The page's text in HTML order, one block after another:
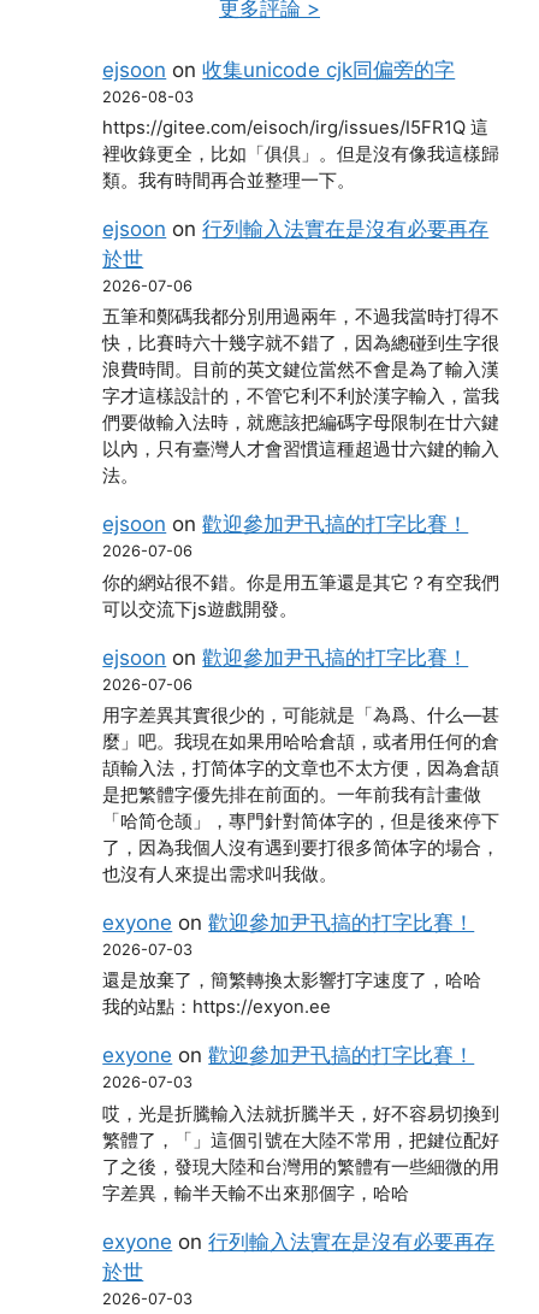
更多評論 >
ejsoon on收集unicode cjk同偏旁的字
2026-08-03
https://gitee.com/eisoch/irg/issues/I5FR1Q 這
裡收錄更全，比如「俱倶」。但是沒有像我這樣歸
類。我有時間再合並整理一下。
ejsoon on行列輸入法實在是沒有必要再存
於世
2026-07-06
五筆和鄭碼我都分別用過兩年，不過我當時打得不
快，比賽時六十幾字就不錯了，因為總碰到生字很
浪費時間。目前的英文鍵位當然不會是為了輸入漢
字才這樣設計的，不管它利不利於漢字輸入，當我
們要做輸入法時，就應該把編碼字母限制在廿六鍵
以內，只有臺灣人才會習慣這種超過廿六鍵的輸入
法。
ejsoon on歡迎參加尹卂搞的打字比賽！
2026-07-06
你的網站很不錯。你是用五筆還是其它？有空我們
可以交流下js遊戲開發。
ejsoon on歡迎參加尹卂搞的打字比賽！
2026-07-06
用字差異其實很少的，可能就是「為爲、什么―甚
麼」吧。我現在如果用哈哈倉頡，或者用任何的倉
頡輸入法，打简体字的文章也不太方便，因為倉頡
是把繁體字優先排在前面的。一年前我有計畫做
「哈简仓颉」，專門針對简体字的，但是後來停下
了，因為我個人沒有遇到要打很多简体字的場合，
也沒有人來提出需求叫我做。
exyone on歡迎參加尹卂搞的打字比賽！
2026-07-03
還是放棄了，簡繁轉換太影響打字速度了，哈哈
我的站點：https://exyon.ee
exyone on歡迎參加尹卂搞的打字比賽！
2026-07-03
哎，光是折騰輸入法就折騰半天，好不容易切換到
繁體了，「」這個引號在大陸不常用，把鍵位配好
了之後，發現大陸和台灣用的繁體有一些細微的用
字差異，輸半天輸不出來那個字，哈哈
exyone on行列輸入法實在是沒有必要再存
於世
2026-07-03